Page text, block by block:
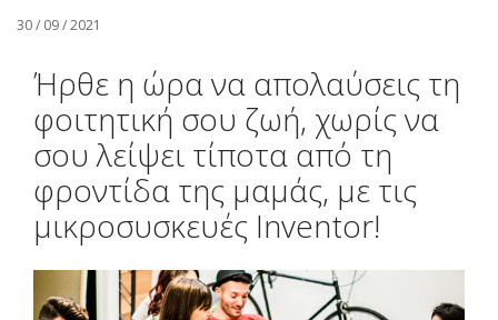
30 / 09 / 2021
Ήρθε η ώρα να απολαύσεις τη
φοιτητική σου ζωή, χωρίς να
σου λείψει τίποτα από τη
φροντίδα της μαμάς, με τις
μικροσυσκευές Inventor!